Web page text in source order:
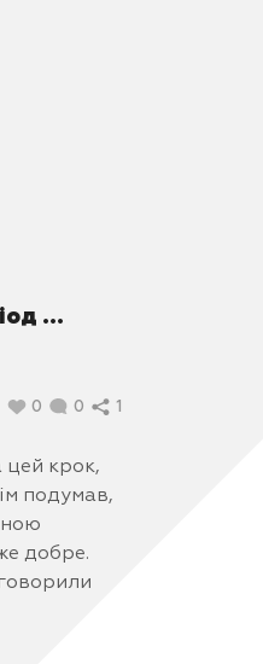
...
0 0 1
цей крок,
подумав,
добре.